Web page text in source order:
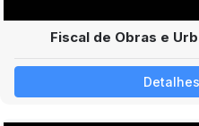
Fiscal de Obras e